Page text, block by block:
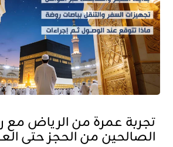
تجربة عمرة من الرياض
الصالحين من الحجز حتى